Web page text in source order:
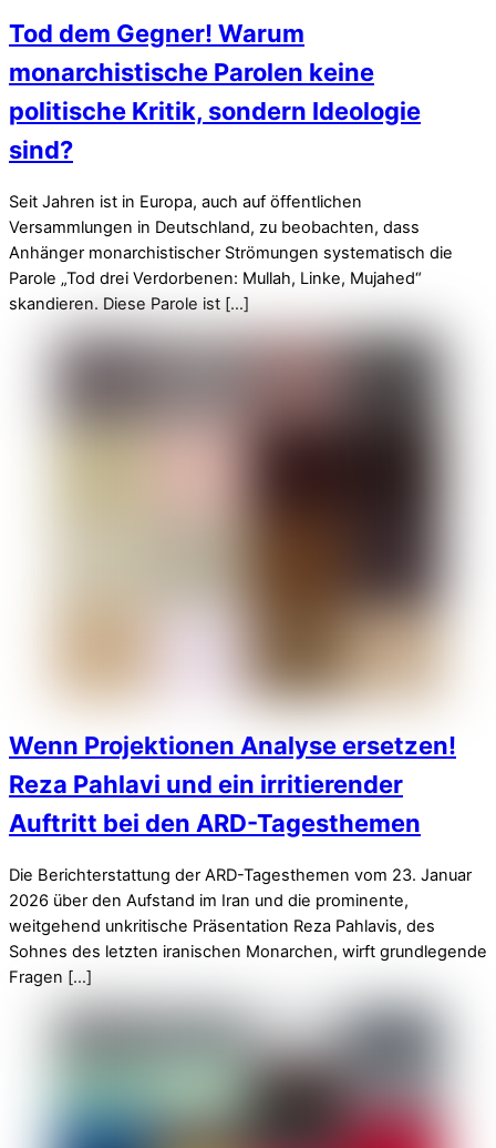
Tod dem Gegner! Warum
monarchistische Parolen keine
politische Kritik, sondern Ideologie
sind?
Seit Jahren ist in Europa, auch auf öffentlichen
Versammlungen in Deutschland, zu beobachten, dass
Anhänger monarchistischer Strömungen systematisch die
Parole „Tod drei Verdorbenen: Mullah, Linke, Mujahed“
skandieren. Diese Parole ist […]
Wenn Projektionen Analyse ersetzen!
Reza Pahlavi und ein irritierender
Auftritt bei den ARD-Tagesthemen
Die Berichterstattung der ARD-Tagesthemen vom 23. Januar
2026 über den Aufstand im Iran und die prominente,
weitgehend unkritische Präsentation Reza Pahlavis, des
Sohnes des letzten iranischen Monarchen, wirft grundlegende
Fragen […]